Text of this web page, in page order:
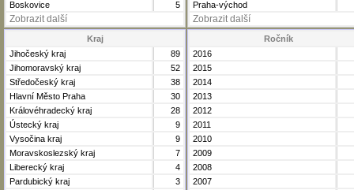
Boskovice
5
Zobrazit další
Praha-východ
Zobrazit další
Kraj
Jihočeský kraj
89
Jihomoravský kraj
52
Středočeský kraj
38
Hlavní Město Praha
30
Královéhradecký kraj
28
Ústecký kraj
9
Vysočina kraj
9
Moravskoslezský kraj
7
Liberecký kraj
4
Pardubický kraj
3
Ročník
2016
2015
2014
2013
2012
2011
2010
2009
2008
2007